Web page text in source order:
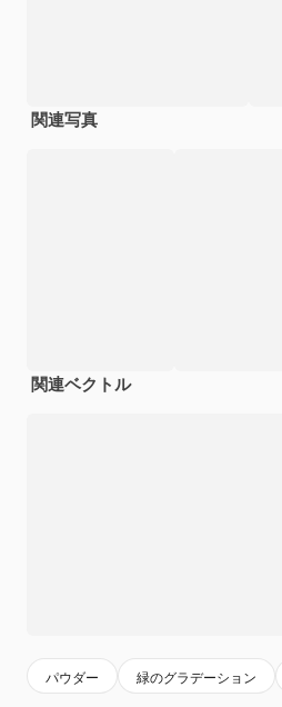
関連写真
関連ベクトル
パウダー 緑のグラデーション